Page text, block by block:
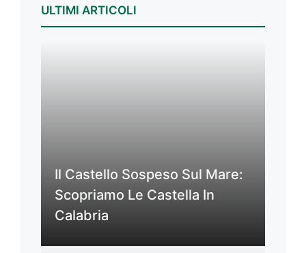
ULTIMI ARTICOLI
Il Castello Sospeso Sul Mare:
Scopriamo Le Castella In
Calabria